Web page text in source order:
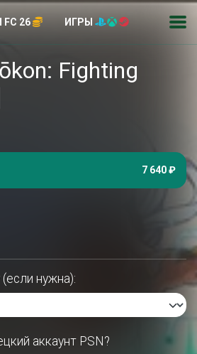
26 ИГРЫ
Fighting
7 640 ₽
нужна):
аккаунт PSN?